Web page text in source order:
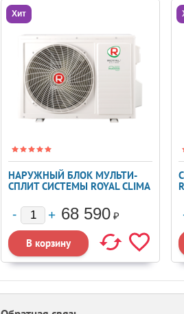
Хит
НАРУЖНЫЙ БЛОК МУЛЬТИ-
СПЛИТ СИСТЕМЫ ROYAL CLIMA
68 590 ₽